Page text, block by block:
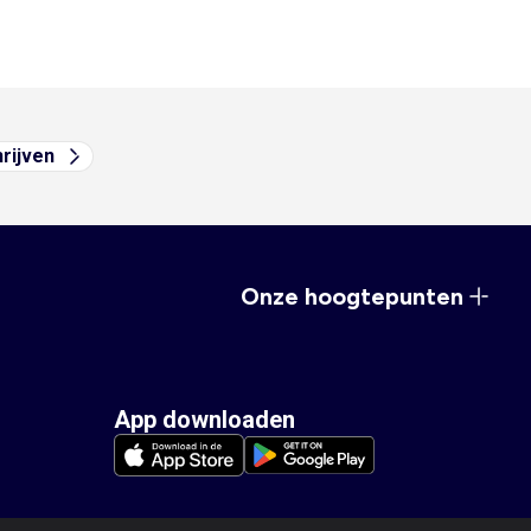
Onze hoogtepunten
App downloaden